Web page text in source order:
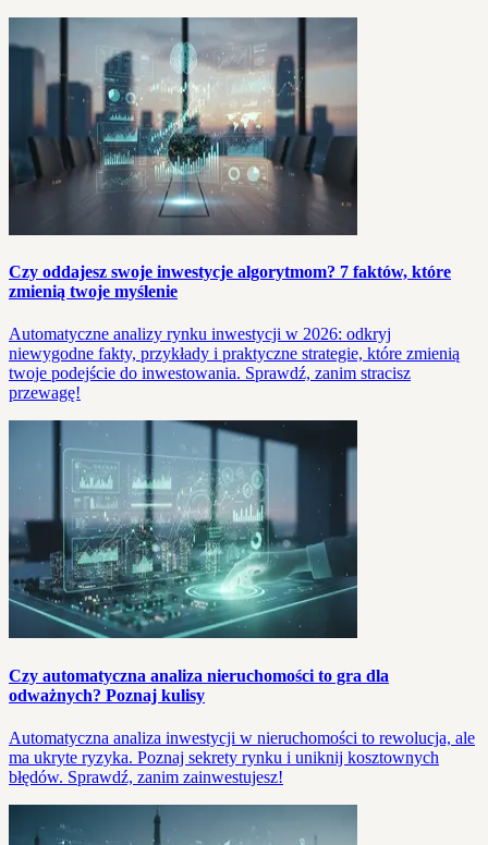
Czy oddajesz swoje inwestycje algorytmom? 7 faktów, które
zmienią twoje myślenie
Automatyczne analizy rynku inwestycji w 2026: odkryj
niewygodne fakty, przykłady i praktyczne strategie, które zmienią
twoje podejście do inwestowania. Sprawdź, zanim stracisz
przewagę!
Czy automatyczna analiza nieruchomości to gra dla
odważnych? Poznaj kulisy
Automatyczna analiza inwestycji w nieruchomości to rewolucja, ale
ma ukryte ryzyka. Poznaj sekrety rynku i uniknij kosztownych
błędów. Sprawdź, zanim zainwestujesz!